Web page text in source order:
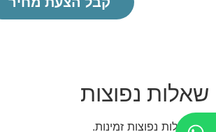
שאלות נפוצות
אין שאלות נפוצות זמינות.